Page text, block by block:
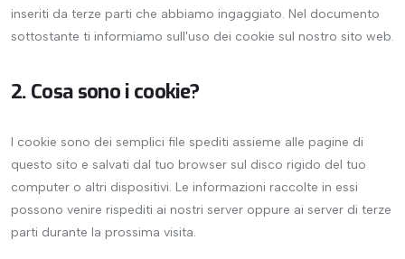
inseriti da terze parti che abbiamo ingaggiato. Nel documento
sottostante ti informiamo sull'uso dei cookie sul nostro sito web.
2. Cosa sono i cookie?
I cookie sono dei semplici file spediti assieme alle pagine di
questo sito e salvati dal tuo browser sul disco rigido del tuo
computer o altri dispositivi. Le informazioni raccolte in essi
possono venire rispediti ai nostri server oppure ai server di terze
parti durante la prossima visita.